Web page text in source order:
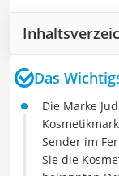
Das
Die Marke
Sender im
Sie die